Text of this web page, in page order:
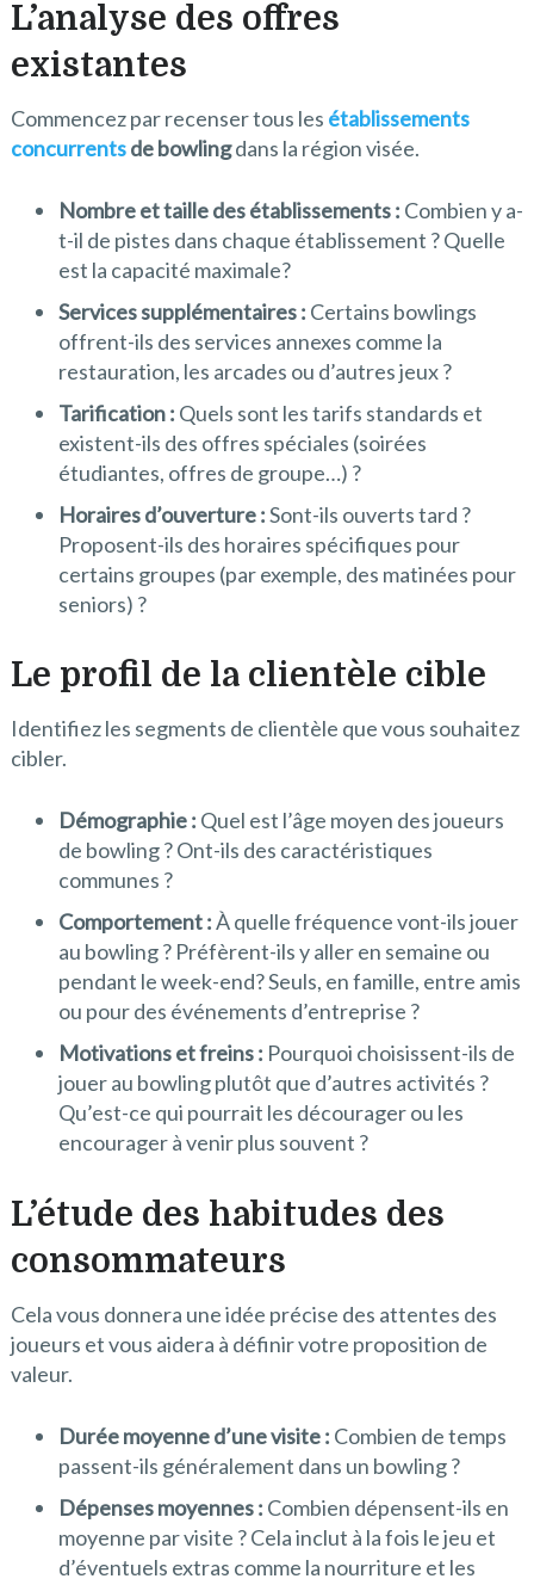
L’analyse des offres
existantes
Commencez par recenser tous les établissements
concurrentsde bowlingdans la région visée.
Nombre et taille des établissements : Combien y a-
t-il de pistes dans chaque établissement ? Quelle
est la capacité maximale?
Services supplémentaires : Certains bowlings
offrent-ils des services annexes comme la
restauration, les arcades ou d’autres jeux ?
Tarification : Quels sont les tarifs standards et
existent-ils des offres spéciales (soirées
étudiantes, offres de groupe…) ?
Horaires d’ouverture :Sont-ils ouverts tard ?
Proposent-ils des horaires spécifiques pour
certains groupes (par exemple, des matinées pour
seniors) ?
Le profil de la clientèle cible
Identifiez les segments de clientèle que vous souhaitez
cibler.
Démographie : Quel est l’âge moyen des joueurs
de bowling ? Ont-ils des caractéristiques
communes ?
Comportement :À quelle fréquence vont-ils jouer
au bowling ? Préfèrent-ils y aller en semaine ou
pendant le week-end? Seuls, en famille, entre amis
ou pour des événements d’entreprise ?
Motivations et freins : Pourquoi choisissent-ils de
jouer au bowling plutôt que d’autres activités ?
Qu’est-ce qui pourrait les décourager ou les
encourager à venir plus souvent ?
L’étude des habitudes des
consommateurs
Cela vous donnera une idée précise des attentes des
joueurs et vous aidera à définir votre proposition de
valeur.
Durée moyenne d’une visite : Combien de temps
passent-ils généralement dans un bowling ?
Dépenses moyennes : Combien dépensent-ils en
moyenne par visite ? Cela inclut à la fois le jeu et
d’éventuels extras comme la nourriture et les